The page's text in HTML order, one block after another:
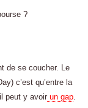
?
de se coucher. Le
c’est qu’entre la
peut y avoir un gap.